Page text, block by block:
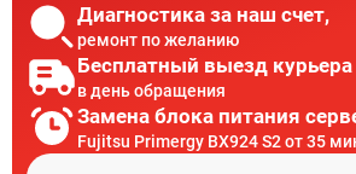
Диагностика за наш счет,
ремонт по желанию
Бесплатный выезд курьера
в день обращения
Замена блока питания
Fujitsu Primergy BX924 S2 от 35